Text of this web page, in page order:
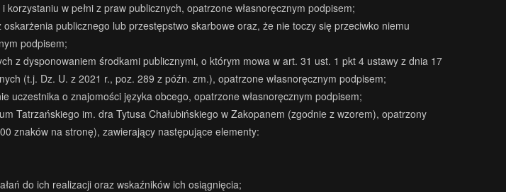
w pełni z praw publicznych, opatrzone własnoręcznym podpisem;
publicznego lub przestępstwo skarbowe oraz, że nie toczy się przeciwko niemu
podpisem;
z dysponowaniem środkami publicznymi, o którym mowa w art. 31 ust. 1 pkt 4 ustawy z dnia 17
(t.j. Dz. U. z 2021 r., poz. 289 z późn. zm.), opatrzone własnoręcznym podpisem;
o znajomości języka obcego, opatrzone własnoręcznym podpisem;
Tatrzańskiego im. dra Tytusa Chałubińskiego w Zakopanem (zgodnie z wzorem), opatrzony
znaków na stronę), zawierający następujące elementy:
do ich realizacji oraz wskaźników ich osiągnięcia;
.